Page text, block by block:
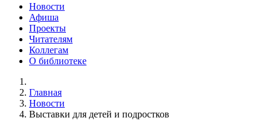
Новости
Афиша
Проекты
Читателям
Коллегам
О библиотеке
Главная
Новости
Выставки для детей и подростков